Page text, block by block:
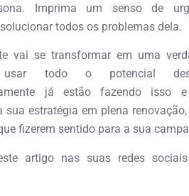
Imprima um senso de
todos os problemas dela.
vai se transformar em uma
usar todo o potencial
já estão fazendo isso
estratégia em plena
fizerem sentido para a sua
artigo nas suas redes